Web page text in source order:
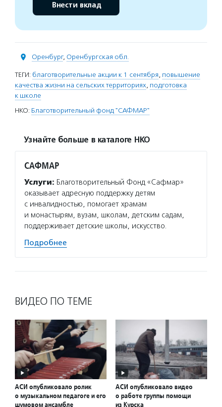
Внести вклад
Оренбург, Оренбургская обл.
ТЕГИ: благотворительные акции к 1 сентября, повышение
качества жизни на сельских территориях, подготовка
к школе
НКО: Благотворительный фонд "САФМАР"
Узнайте больше в каталоге НКО
САФМАР
Услуги: Благотворительный Фонд «Сафмар»
оказывает адресную поддержку детям
с инвалидностью, помогает храмам
и монастырям, вузам, школам, детским садам,
поддерживает детские школы, искусство.
Подробнее
ВИДЕО ПО ТЕМЕ
АСИ опубликовало ролик
о музыкальном педагоге и его
шумовом ансамбле
АСИ опубликовало видео
о работе группы помощи
из Курска